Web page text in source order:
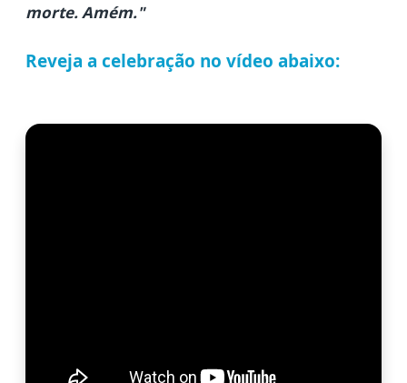
morte. Amém."
Reveja a celebração no vídeo abaixo: